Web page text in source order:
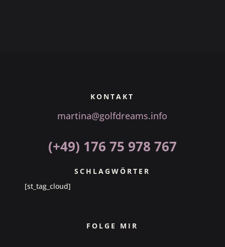
KONTAKT
martina@golfdreams.info
(+49) 176 75 978 767
SCHLAGWÖRTER
[st_tag_cloud]
FOLGE MIR